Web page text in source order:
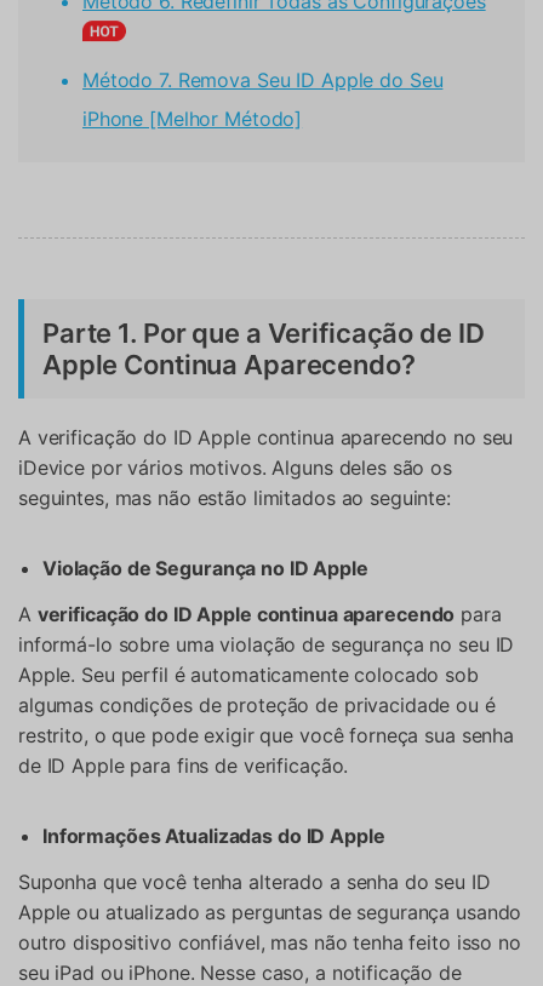
Método 7. Remova Seu ID Apple do Seu
iPhone [Melhor Método]
Parte 1. Por que a Verificação de ID
Apple Continua Aparecendo?
A verificação do ID Apple continua aparecendo no seu
iDevice por vários motivos. Alguns deles são os
seguintes, mas não estão limitados ao seguinte:
Violação de Segurança no ID Apple
A verificação do ID Apple continua aparecendo para
informá-lo sobre uma violação de segurança no seu ID
Apple. Seu perfil é automaticamente colocado sob
algumas condições de proteção de privacidade ou é
restrito, o que pode exigir que você forneça sua senha
de ID Apple para fins de verificação.
Informações Atualizadas do ID Apple
Suponha que você tenha alterado a senha do seu ID
Apple ou atualizado as perguntas de segurança usando
outro dispositivo confiável, mas não tenha feito isso no
seu iPad ou iPhone. Nesse caso, a notificação de